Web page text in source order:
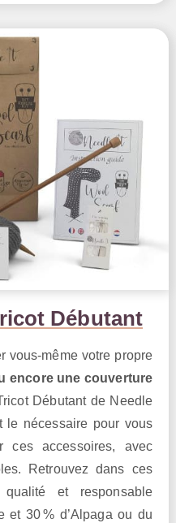
Débutant
vous-même votre propre
encore une couverture
Débutant de Needle
le nécessaire pour vous
ces accessoires, avec
Retrouvez dans ces
et responsable
et 30 % d’Alpaga ou du